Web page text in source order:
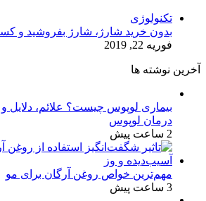
تکنولوژی
بدون خرید شارژ، شارژ بفروشید و
فوریه 22, 2019
آخرین نوشته ها
بیماری لوپوس چیست؟ علائم، دلایل
درمان لوپوس
2 ساعت پیش
مهم‌ترین خواص روغن آرگان برای مو
3 ساعت پیش